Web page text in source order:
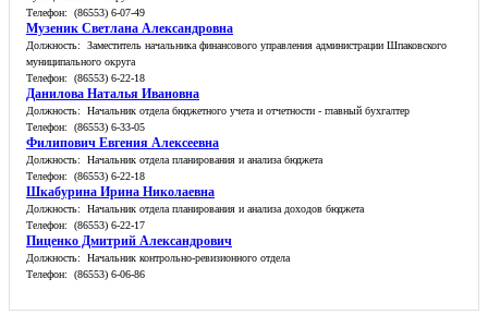
Телефон: (86553) 6-07-49
Музеник Светлана Александровна
Должность: Заместитель начальника финансового управления администрации Шпаковского
муниципального округа
Телефон: (86553) 6-22-18
Данилова Наталья Ивановна
Должность: Начальник отдела бюджетного учета и отчетности - главный бухгалтер
Телефон: (86553) 6-33-05
Филипович Евгения Алексеевна
Должность: Начальник отдела планирования и анализа бюджета
Телефон: (86553) 6-22-18
Шкабурина Ирина Николаевна
Должность: Начальник отдела планирования и анализа доходов бюджета
Телефон: (86553) 6-22-17
Пиценко Дмитрий Александрович
Должность: Начальник контрольно-ревизионного отдела
Телефон: (86553) 6-06-86